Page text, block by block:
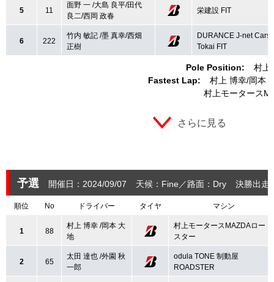
Pole Position:
村上
Fastest Lap:
村上 博幸 岡本
村上モータース
5 11
面野 一 /大島 良平/田代
良二/西岡 政春
栄建設 FIT
6 222
竹内 敏記 /墨 真幸/西畑
正樹
DURANCE J-net Cars
Tokai FIT
さらに見る
予選 開催日：2024/09/07 天候：Fine 路面：Dry 決勝出走
順位 No ドライバー タイヤ マシン
1 88
村上 博幸 /岡本 大
地
村上モータースMAZDAロード
スター
2 65
太田 達也 /外園 秋
一郎
odula TONE 制動屋
ROADSTER